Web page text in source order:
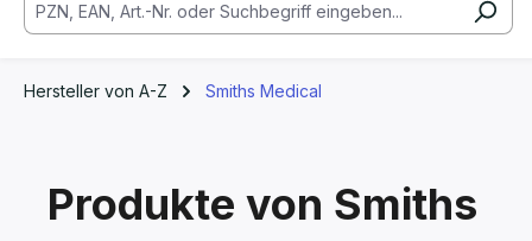
Hersteller von A-Z Smiths Medical
Produkte von Smiths